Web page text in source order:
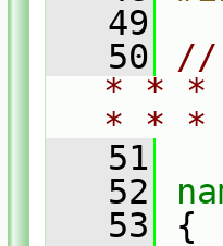
   49
   50
//
* * *
* *
   51
   52
   53
{